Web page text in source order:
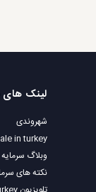
لینک های
شهروندی
in turkey
وبلاگ
نکته های